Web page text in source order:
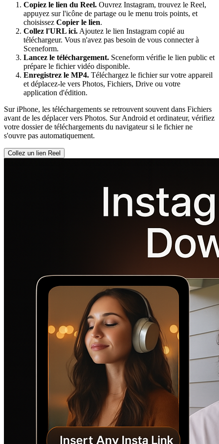
Copiez le lien du Reel. Ouvrez Instagram, trouvez le Reel,
appuyez sur l'icône de partage ou le menu trois points, et
choisissez Copier le lien.
Collez l'URL ici.Ajoutez le lien Instagram copié au
téléchargeur. Vous n'avez pas besoin de vous connecter à
Sceneform.
Lancez le téléchargement. Sceneform vérifie le lien public et
prépare le fichier vidéo disponible.
Enregistrez le MP4. Téléchargez le fichier sur votre appareil
et déplacez-le vers Photos, Fichiers, Drive ou votre
application d'édition.
Sur iPhone, les téléchargements se retrouvent souvent dans Fichiers
avant de les déplacer vers Photos. Sur Android et ordinateur, vérifiez
votre dossier de téléchargements du navigateur si le fichier ne
s'ouvre pas automatiquement.
Collez un lien Reel